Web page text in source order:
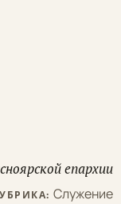
епархии
Служение